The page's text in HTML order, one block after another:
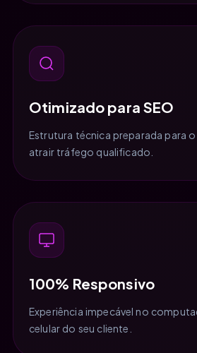
Otimizado para SEO
Estrutura técnica preparada para
atrair tráfego qualificado.
100% Responsivo
Experiência impecável no
celular do seu cliente.